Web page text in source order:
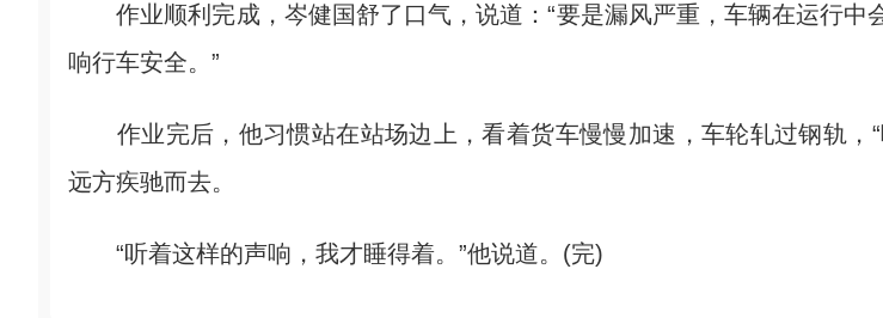
作业顺利完成，岑健国舒了口气，说道：“要是漏风严重，车辆在运行中
响行车安全。”
作业完后，他习惯站在站场边上，看着货车慢慢加速，车轮轧过钢轨，“
远方疾驰而去。
“听着这样的声响，我才睡得着。”他说道。(完)